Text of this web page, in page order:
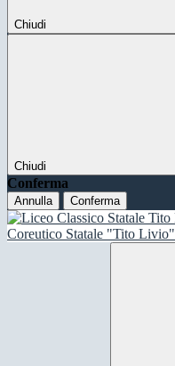
Chiudi
Chiudi
Conferma
Annulla Conferma
Coreutico Statale "Tito Livio"